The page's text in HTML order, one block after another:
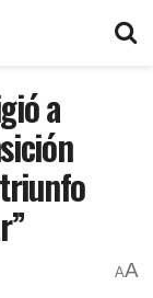
a
AA